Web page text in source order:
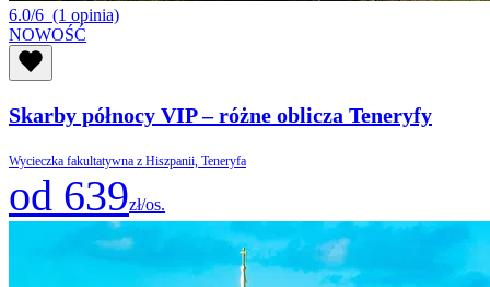
6.0/6 (1 opinia)
NOWOŚĆ
Skarby północy VIP – różne oblicza Teneryfy
Wycieczka fakultatywna z Hiszpanii, Teneryfa
od 639zł/os.